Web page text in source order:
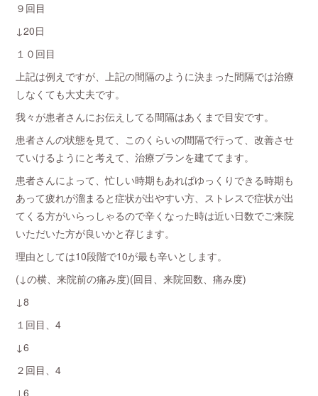
９回目
↓20日
１０回目
上記は例えですが、上記の間隔のように決まった間隔では治療
しなくても大丈夫です。
我々が患者さんにお伝えしてる間隔はあくまで目安です。
患者さんの状態を見て、このくらいの間隔で行って、改善させ
ていけるようにと考えて、治療プランを建ててます。
患者さんによって、忙しい時期もあればゆっくりできる時期も
あって疲れが溜まると症状が出やすい方、ストレスで症状が出
てくる方がいらっしゃるので辛くなった時は近い日数でご来院
いただいた方が良いかと存じます。
理由としては10段階で10が最も辛いとします。
(↓の横、来院前の痛み度)(回目、来院回数、痛み度)
↓8
１回目、4
↓6
２回目、4
↓6